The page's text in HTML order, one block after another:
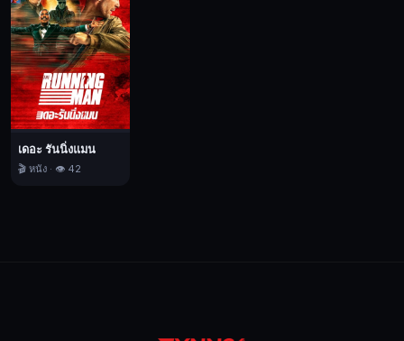
ผจญ,
อาชญากรรม,
2025
เดอะ รันนิ่งแมน
🎬 หนัง · 👁️ 42